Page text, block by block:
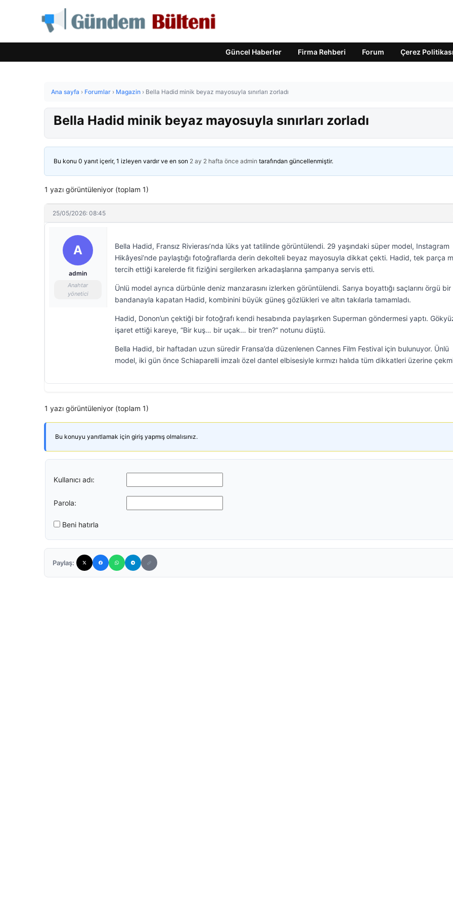
Güncel Haberler Firma Rehberi Forum Çerez Politikası
Ana sayfa › Forumlar › Magazin › Bella Hadid minik beyaz mayosuyla sınırları zorladı
Bella Hadid minik beyaz mayosuyla sınırları zorladı
Bu konu 0 yanıt içerir, 1 izleyen vardır ve en son 2 ay 2 hafta önce admin tarafından güncellenmiştir.
1 yazı görüntüleniyor (toplam 1)
25/05/2026: 08:45
A
admin
Anahtar
yönetici
Bella Hadid, Fransız Rivierası’nda lüks yat tatilinde görüntülendi. 29 yaşındaki süper model, Instagram
Hikâyesi’nde paylaştığı fotoğraflarda derin dekolteli beyaz mayosuyla dikkat çekti. Hadid, tek parça
tercih ettiği karelerde fit fiziğini sergilerken arkadaşlarına şampanya servis etti.
Ünlü model ayrıca dürbünle deniz manzarasını izlerken görüntülendi. Sarıya boyattığı saçlarını örgü bir
bandanayla kapatan Hadid, kombinini büyük güneş gözlükleri ve altın takılarla tamamladı.
Hadid, Donon’un çektiği bir fotoğrafı kendi hesabında paylaşırken Superman göndermesi yaptı.
işaret ettiği kareye, “Bir kuş… bir uçak… bir tren?” notunu düştü.
Bella Hadid, bir haftadan uzun süredir Fransa’da düzenlenen Cannes Film Festival için bulunuyor. Ünlü
model, iki gün önce Schiaparelli imzalı özel dantel elbisesiyle kırmızı halıda tüm dikkatleri üzerine
1 yazı görüntüleniyor (toplam 1)
Bu konuyu yanıtlamak için giriş yapmış olmalısınız.
Kullanıcı adı:
Parola:
Beni hatırla
Paylaş: